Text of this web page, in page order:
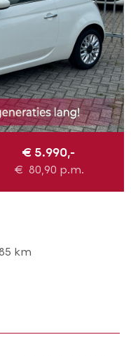
€ 5.990,-
€ 80,90 p.m.
km